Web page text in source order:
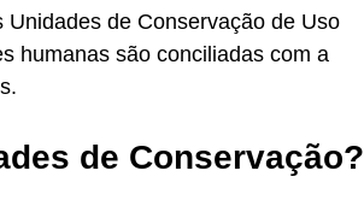
Unidades de Conservação de Uso
humanas são conciliadas com a
de Conservação?